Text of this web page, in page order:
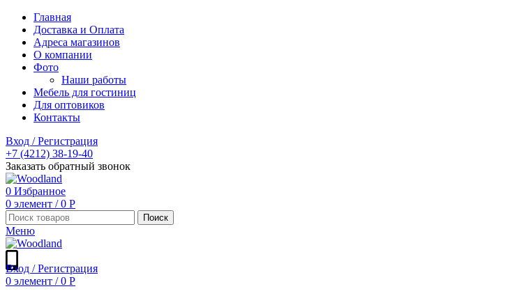
Главная
Доставка и Оплата
Адреса магазинов
О компании
Фото
Наши работы
Мебель для гостиниц
Для оптовиков
Контакты
Вход / Регистрация
+7 (4212) 38-19-40
Заказать обратный звонок
0 Избранное
0 элемент / 0 Р
Поиск
Меню
Вход / Регистрация
0 элемент / 0 Р